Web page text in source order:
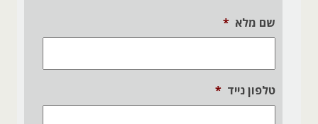
שם מלא *
טלפון נייד *